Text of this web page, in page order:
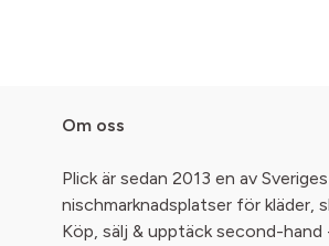
Om oss
Plick är sedan 2013 en av
nischmarknadsplatser för kläder,
Köp, sälj & upptäck second-